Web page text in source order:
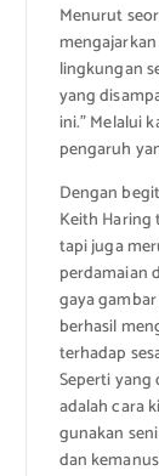
Menurut
lingkungan
yang
ini.” Melalui
pengaruh
Dengan
Keith
tapi juga
perdamaian
gaya
berhasil
terhadap
Seperti yang
adalah cara
gunakan
dan